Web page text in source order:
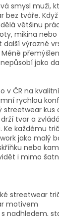
smysl muži,
bez tváře.
většinu
mikina
další výrazné
Méně
jako
v ČR na
rychlou
kus
tvar a
Ke každému
jako malý
nebo
i mimo
streetwear
motivem
nadhledem,